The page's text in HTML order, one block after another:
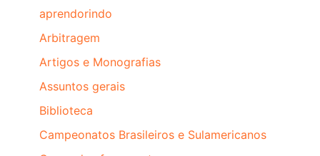
aprendorindo
Arbitragem
Artigos e Monografias
Assuntos gerais
Biblioteca
Campeonatos Brasileiros e Sulamericanos